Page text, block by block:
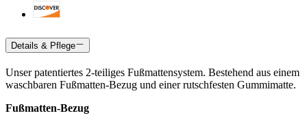
Details & Pflege
Unser patentiertes 2-teiliges Fußmattensystem. Bestehend aus einem
waschbaren Fußmatten-Bezug und einer rutschfesten Gummimatte.
Fußmatten-Bezug